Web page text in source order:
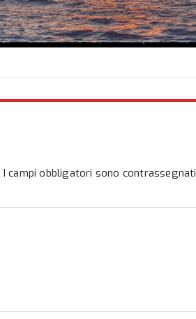
I campi obbligatori sono contrassegnati